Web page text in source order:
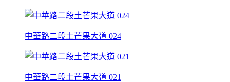
中華路二段土芒果大道 024
中華路二段土芒果大道 021